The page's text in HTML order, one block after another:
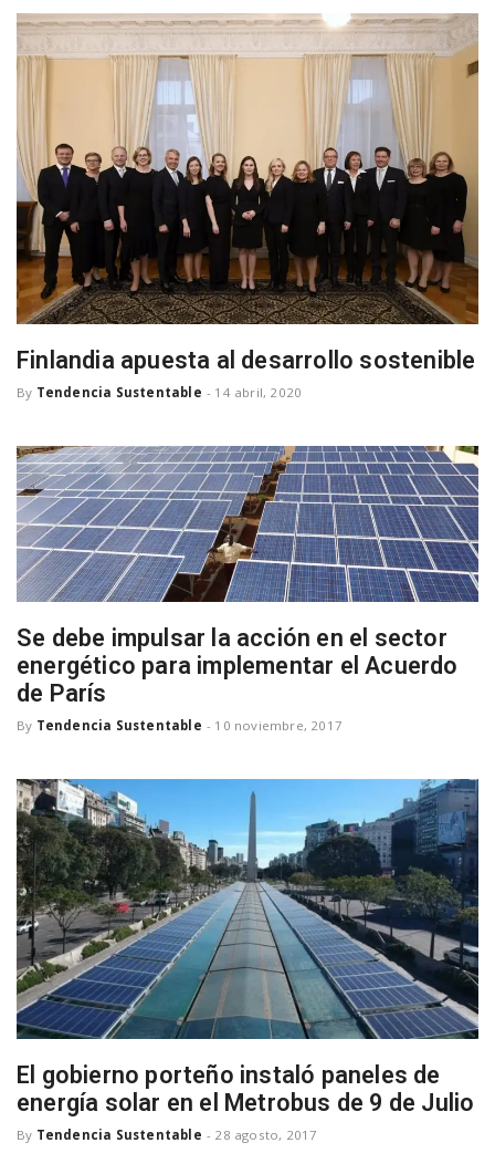
a
v
i
g
a
t
o
n
Finlandia apuesta al desarrollo sostenible
By Tendencia Sustentable - 14 abril, 2020
Se debe impulsar la acción en el sector
energético para implementar el Acuerdo
de París
By Tendencia Sustentable - 10 noviembre, 2017
El gobierno porteño instaló paneles de
energía solar en el Metrobus de 9 de Julio
By Tendencia Sustentable - 28 agosto, 2017